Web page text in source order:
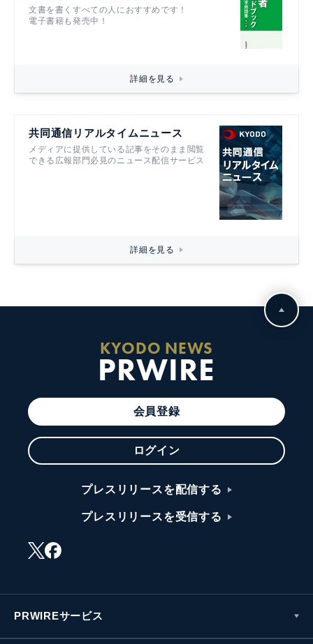
文書を書くすべての人におすすめです！
電子書籍も発売中！
詳細を見る
共同通信リアルタイムニュース
メディアに提供している記事をそのまま閲覧
できる広報部門必見のニュース配信サービス
詳細を見る
KYODO NEWS
PRWIRE
会員登録
ログイン
プレスリリースを配信する
プレスリリースを受信する
PRWIREサービス